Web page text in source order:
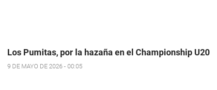
Los Pumitas, por la hazaña en el Championship U20
9 DE MAYO DE 2026 - 00:05